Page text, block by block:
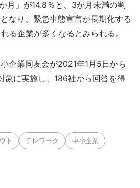
月」が14.8％と、3か月未満の割
なり、緊急事態宣言が長期化する
る企業が多くなるとみられる。
企業同友会が2021年1月5日から
象に実施し、186社から回答を得
ト テレワーク 中小企業